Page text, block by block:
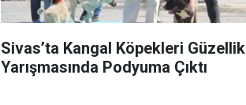
Sivas’ta Kangal Köpekleri Güzellik
Yarışmasında Podyuma Çıktı